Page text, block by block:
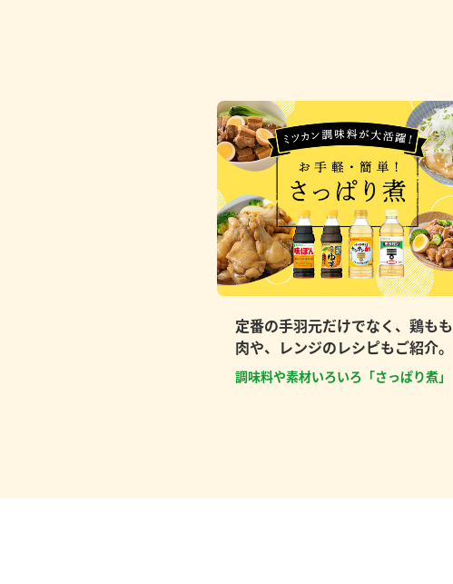
定番の手羽元だけでなく、鶏もも
肉や、レンジのレシピもご紹介。
調味料や素材いろいろ「さっぱり煮」